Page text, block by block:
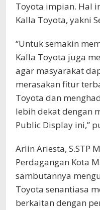
Toyota impian. Hal
Kalla Toyota, yakni
“Untuk semakin
Kalla Toyota juga
agar masyarakat
merasakan fitur
Toyota dan
lebih dekat dengan
Public Display ini,”
Arlin Ariesta, S.STP
Perdagangan Kota
sambutannya
Toyota senantiasa
berkaitan dengan